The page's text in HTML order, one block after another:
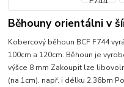
Běhouny orientálni v
Kobercový běhoun BCF F744
100cm a 120cm. Běhoun je
výšce 8 mm Zakoupit lze
(na 1cm). např. i délku 2,36bm